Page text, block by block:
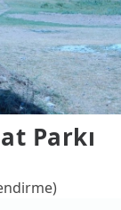
Parkı